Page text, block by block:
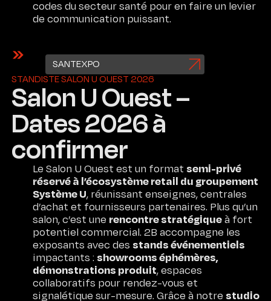
Méthodologie
L’Agence
Engagements
Contact
Certifications
codes du secteur santé pour en faire un levier
de communication puissant.
SANTEXPO
Salon U Ouest –
Dates 2026 à
confirmer
STANDISTE SALON U OUEST 2026
Le Salon U Ouest est un format semi-privé
réservé à l’écosystème retail du groupement
Système U, réunissant enseignes, centrales
d’achat et fournisseurs partenaires. Plus qu’un
salon, c’est une rencontre stratégiqueà fort
potentiel commercial. 2B accompagne les
exposants avec des stands événementiels
impactants : showrooms éphémères,
démonstrations produit, espaces
collaboratifs pour rendez-vous et
signalétique sur-mesure. Grâce à notre studio